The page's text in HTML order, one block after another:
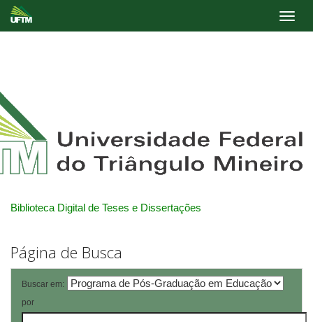
Biblioteca Digital de Teses e Dissertações
Página de Busca
Buscar em:
por